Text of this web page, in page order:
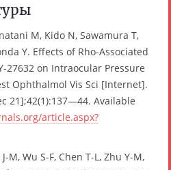
M, Kido N, Sawamura T,
Y. Effects of Rho-Associated
27632 on Intraocular Pressure
Ophthalmol Vis Sci [Internet].
21];42(1):137—44. Available
article.aspx?
M, Wu S-F, Chen T-L, Zhu Y-M,